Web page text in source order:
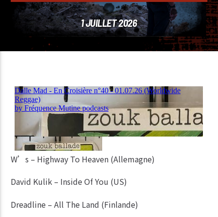
1 JUILLET 2026
W’s – Highway To Heaven (Allemagne)
David Kulik – Inside Of You (US)
Dreadline – All The Land (Finlande)